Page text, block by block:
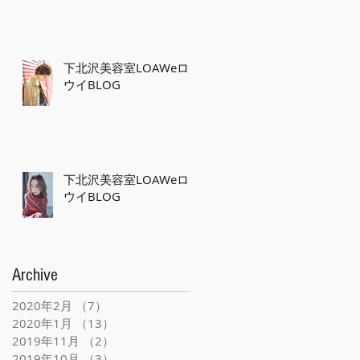
下北沢美容室LOAWeロ
ウイBLOG
下北沢美容室LOAWeロ
ウイBLOG
Archive
2020年2月 （7）
2020年1月
（13）
2019年11月
（2）